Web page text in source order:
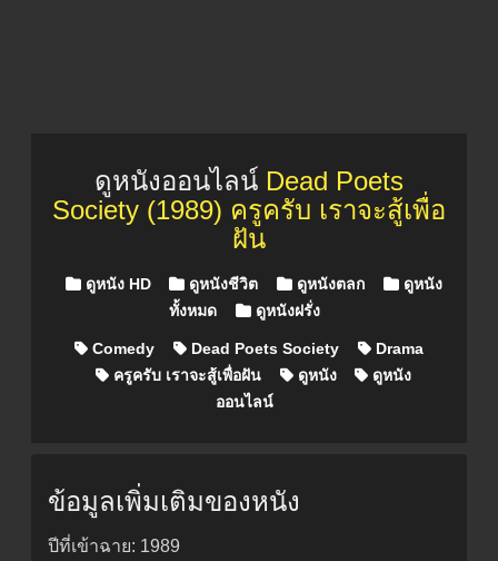
ดูหนังออนไลน์ Dead Poets
Society (1989) ครูครับ เราจะสู้เพื่อ
ฝัน
Posted in
ดูหนัง HD ดูหนังชีวิต ดูหนังตลก
ดูหนัง
ทั้งหมด
ดูหนังฝรั่ง
Comedy Dead Poets Society
Drama
ครูครับ เราจะสู้เพื่อฝัน
ดูหนัง
ดูหนัง
ออนไลน์
ข้อมูลเพิ่มเติมของหนัง
ปีที่เข้าฉาย: 1989